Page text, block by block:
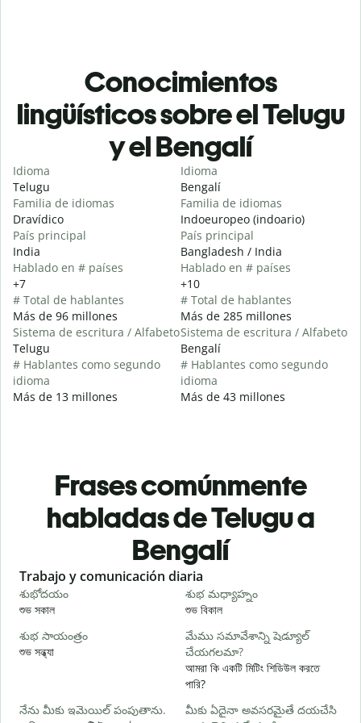
Conocimientos
lingüísticos sobre el Telugu
y el Bengalí
Idioma
Telugu
Familia de idiomas
Dravídico
País principal
India
Hablado en # países
+7
# Total de hablantes
Más de 96 millones
Sistema de escritura / Alfabeto
Telugu
# Hablantes como segundo
idioma
Más de 13 millones
Idioma
Bengalí
Familia de idiomas
Indoeuropeo (indoario)
País principal
Bangladesh / India
Hablado en # países
+10
# Total de hablantes
Más de 285 millones
Sistema de escritura / Alfabeto
Bengalí
# Hablantes como segundo
idioma
Más de 43 millones
Frases comúnmente
habladas de Telugu a
Bengalí
Slide 1 of 6
Trabajo y comunicación diaria
శుభోదయం
শুভ সকাল
శుభ మధ్యాహ్నం
শুভ বিকাল
శుభ సాయంత్రం
শুভ সন্ধ্যা
మేము సమావేశాన్ని షెడ్యూల్
చేయగలమా?
আমরা কি একটি মিটিং শিডিউল করতে
পারি?
నేను మీకు ఇమెయిల్ పంపుతాను.
మీకు ఏదైనా అవసరమైతే దయచేసి